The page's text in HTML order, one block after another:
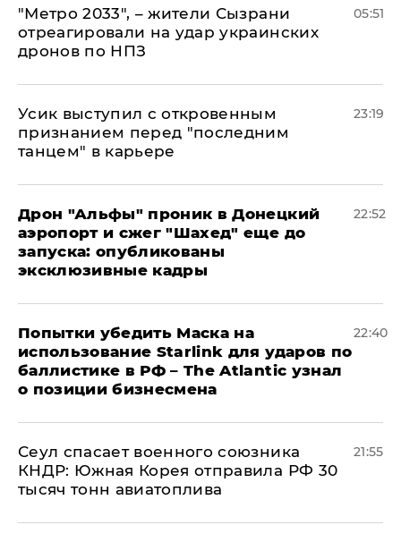
"Метро 2033", – жители Сызрани
отреагировали на удар украинских
дронов по НПЗ
05:51
Усик выступил с откровенным
признанием перед "последним
танцем" в карьере
23:19
Дрон "Альфы" проник в Донецкий
аэропорт и сжег "Шахед" еще до
запуска: опубликованы
эксклюзивные кадры
22:52
Попытки убедить Маска на
использование Starlink для ударов по
баллистике в РФ – The Atlantic узнал
о позиции бизнесмена
22:40
​Сеул спасает военного союзника
КНДР: Южная Корея отправила РФ 30
тысяч тонн авиатоплива
21:55